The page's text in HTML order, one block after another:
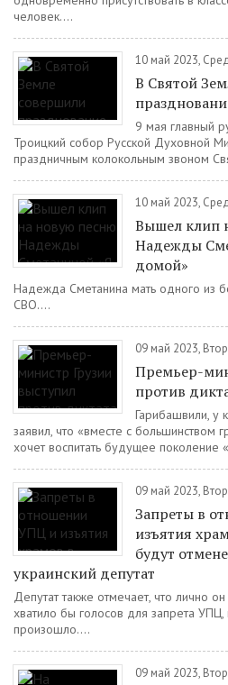
человек....
10 май 2023,
В Святой
9 мая главный
Троицкий собор Русской Духовной
праздничным колокольным звоном
10 май 2023,
Вышел клип
Надежды
домой»
Надежда Сметанина мать одного из
СВО....
09 май 2023,
Премьер-
против
Гарибашвили, у
заявил, что «вместе с большинством
хочет воспитать будущее поколение
09 май 2023,
Запреты в
изъятия
будут
украинский депутат
Депутат также отмечает, что лично
хватило бы голосов для запрета
произошло....
09 май 2023,